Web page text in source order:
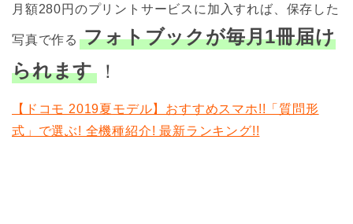
月額280円のプリントサービスに加入すれば、保存した
写真で作る フォトブックが毎月1冊届け
られます
！
【ドコモ 2019夏モデル】おすすめスマホ!!「質問形
式」で選ぶ! 全機種紹介! 最新ランキング!!